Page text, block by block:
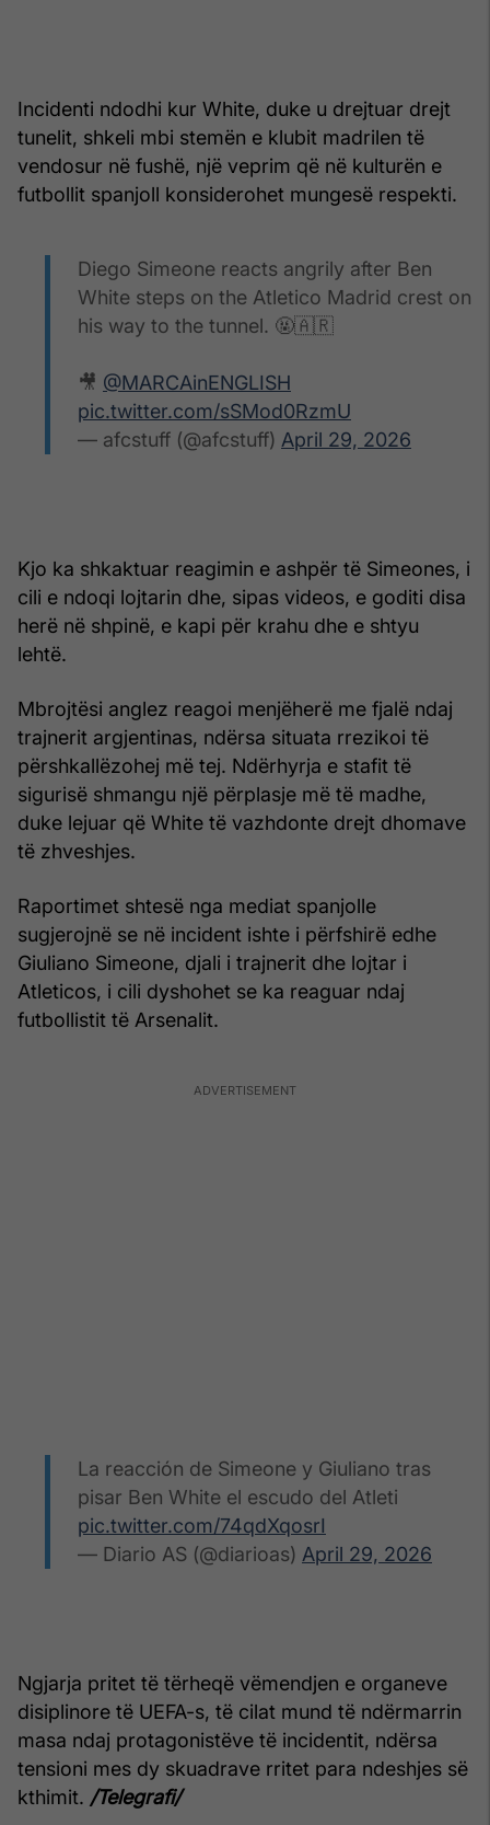
Incidenti ndodhi kur White, duke u drejtuar drejt
tunelit, shkeli mbi stemën e klubit madrilen të
vendosur në fushë, një veprim që në kulturën e
futbollit spanjoll konsiderohet mungesë respekti.
Diego Simeone reacts angrily after Ben
White steps on the Atletico Madrid crest on
his way to the tunnel. 🤬🇦🇷
🎥 @MARCAinENGLISH
pic.twitter.com/sSMod0RzmU
— afcstuff (@afcstuff) April 29, 2026
Kjo ka shkaktuar reagimin e ashpër të Simeones, i
cili e ndoqi lojtarin dhe, sipas videos, e goditi disa
herë në shpinë, e kapi për krahu dhe e shtyu
lehtë.
Mbrojtësi anglez reagoi menjëherë me fjalë ndaj
trajnerit argjentinas, ndërsa situata rrezikoi të
përshkallëzohej më tej. Ndërhyrja e stafit të
sigurisë shmangu një përplasje më të madhe,
duke lejuar që White të vazhdonte drejt dhomave
të zhveshjes.
Raportimet shtesë nga mediat spanjolle
sugjerojnë se në incident ishte i përfshirë edhe
Giuliano Simeone, djali i trajnerit dhe lojtar i
Atleticos, i cili dyshohet se ka reaguar ndaj
futbollistit të Arsenalit.
La reacción de Simeone y Giuliano tras
pisar Ben White el escudo del Atleti
pic.twitter.com/74qdXqosrI
— Diario AS (@diarioas) April 29, 2026
Ngjarja pritet të tërheqë vëmendjen e organeve
disiplinore të UEFA-s, të cilat mund të ndërmarrin
masa ndaj protagonistëve të incidentit, ndërsa
tensioni mes dy skuadrave rritet para ndeshjes së
kthimit. /Telegrafi/